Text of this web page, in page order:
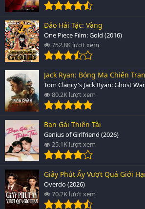
Đảo Hải Tặc: Vàng
One Piece Film: Gold (2016)
752.8K lượt xem
Jack Ryan: Bóng Ma Chiến
Tom Clancy's Jack Ryan: Ghost
80.2K lượt xem
Bạn Gái Thiên Tài
Genius of Girlfriend (2026)
25.1K lượt xem
Giây Phút Ấy Vượt Quá Giới
Overdo (2026)
70.2K lượt xem